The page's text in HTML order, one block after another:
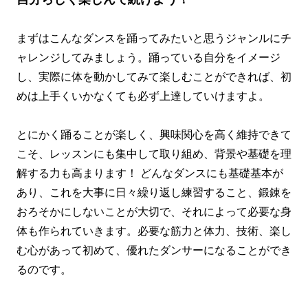
まずはこんなダンスを踊ってみたいと思うジャンルにチ
ャレンジしてみましょう。踊っている自分をイメージ
し、実際に体を動かしてみて楽しむことができれば、初
めは上手くいかなくても必ず上達していけますよ。
とにかく踊ることが楽しく、興味関心を高く維持できて
こそ、レッスンにも集中して取り組め、背景や基礎を理
解する力も高まります！ どんなダンスにも基礎基本が
あり、これを大事に日々繰り返し練習すること、鍛錬を
おろそかにしないことが大切で、それによって必要な身
体も作られていきます。必要な筋力と体力、技術、楽し
む心があって初めて、優れたダンサーになることができ
るのです。